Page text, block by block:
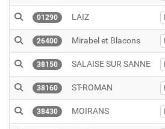
01290 LAIZ
26400 Mirabel et Blacons
38150 SALAISE SUR SANNE
38160 ST-ROMAN
38430 MOIRANS